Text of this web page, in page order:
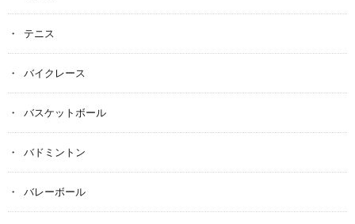
テニス
バイクレース
バスケットボール
バドミントン
バレーボール